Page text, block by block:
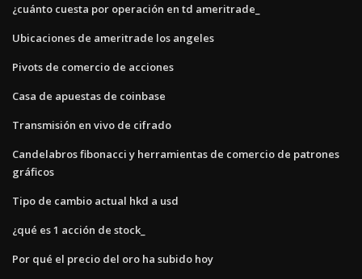
¿cuánto cuesta por operación en td ameritrade_
Ubicaciones de ameritrade los angeles
Pivots de comercio de acciones
Casa de apuestas de coinbase
Transmisión en vivo de cifrado
Candelabros fibonacci y herramientas de comercio de patrones
gráficos
Tipo de cambio actual hkd a usd
¿qué es 1 acción de stock_
Por qué el precio del oro ha subido hoy